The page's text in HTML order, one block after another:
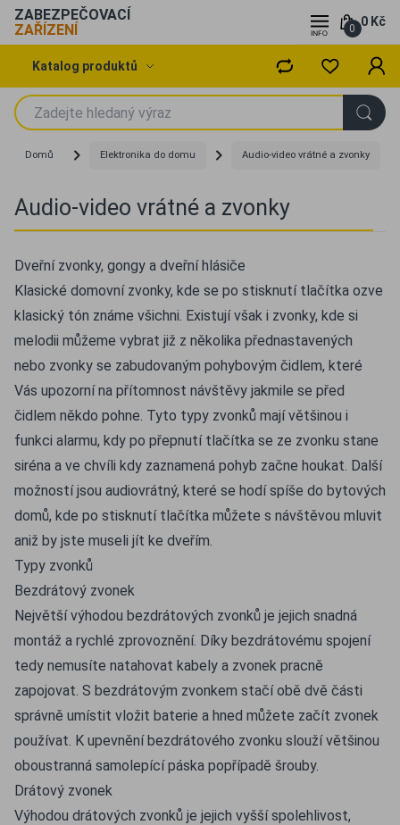
0 Kč
0
ZABEZPEČOVACÍ
ZAŘÍZENÍ
Katalog produktů
Domů Elektronika do domu Audio-video vrátné a zvonky
Audio-video vrátné a zvonky
Dveřní zvonky, gongy a dveřní hlásiče
Klasické domovní zvonky, kde se po stisknutí tlačítka ozve
klasický tón známe všichni. Existují však i zvonky, kde si
melodii můžeme vybrat již z několika přednastavených
nebo zvonky se zabudovaným pohybovým čidlem, které
Vás upozorní na přítomnost návštěvy jakmile se před
čidlem někdo pohne. Tyto typy zvonků mají většinou i
funkci alarmu, kdy po přepnutí tlačítka se ze zvonku stane
siréna a ve chvíli kdy zaznamená pohyb začne houkat. Další
možností jsou audiovrátný, které se hodí spíše do bytových
domů, kde po stisknutí tlačítka můžete s návštěvou mluvit
aniž by jste museli jít ke dveřím.
Typy zvonků
Bezdrátový zvonek
Největší výhodou bezdrátových zvonků je jejich snadná
montáž a rychlé zprovoznění. Díky bezdrátovému spojení
tedy nemusíte natahovat kabely a zvonek pracně
zapojovat. S bezdrátovým zvonkem stačí obě dvě části
správně umístit vložit baterie a hned můžete začít zvonek
používat. K upevnění bezdrátového zvonku slouží většinou
oboustranná samolepící páska popřípadě šrouby.
Drátový zvonek
Výhodou drátových zvonků je jejich vyšší spolehlivost,